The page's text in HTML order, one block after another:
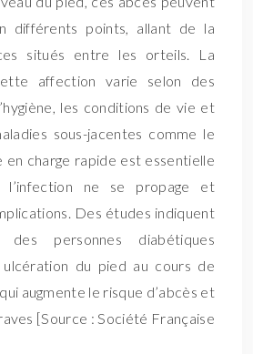
différents points, allant de la
situés entre les orteils. La
affection varie selon des
les conditions de vie et
sous-jacentes comme le
en charge rapide est essentielle
ne se propage et
Des études indiquent
des personnes diabétiques
du pied au cours de
augmente le risque d’abcès et
[Source : Société Française